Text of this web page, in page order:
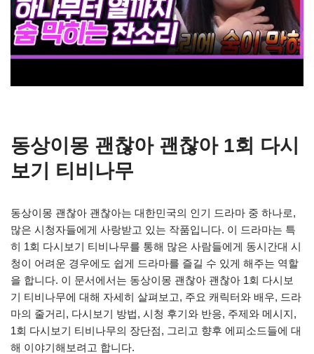
동상이몽 괜찮아 괜찮아 1회 다시
보기 티비나무
동상이몽 괜찮아 괜찮아는 대한민국의 인기 드라마 중 하나로,
많은 시청자들에게 사랑받고 있는 작품입니다. 이 드라마는 특
히 1회 다시보기 티비나무를 통해 많은 사람들에게 동시간대 시
청이 어려운 경우에도 쉽게 드라마를 즐길 수 있게 해주는 역할
을 합니다. 이 문서에서는 동상이몽 괜찮아 괜찮아 1회 다시보
기 티비나무에 대해 자세히 살펴보고, 주요 캐릭터와 배우, 드라
마의 줄거리, 다시보기 방법, 시청 후기와 반응, 주제와 메시지,
1회 다시보기 티비나무의 장단점, 그리고 향후 에피소드들에 대
해 이야기해보려고 합니다.